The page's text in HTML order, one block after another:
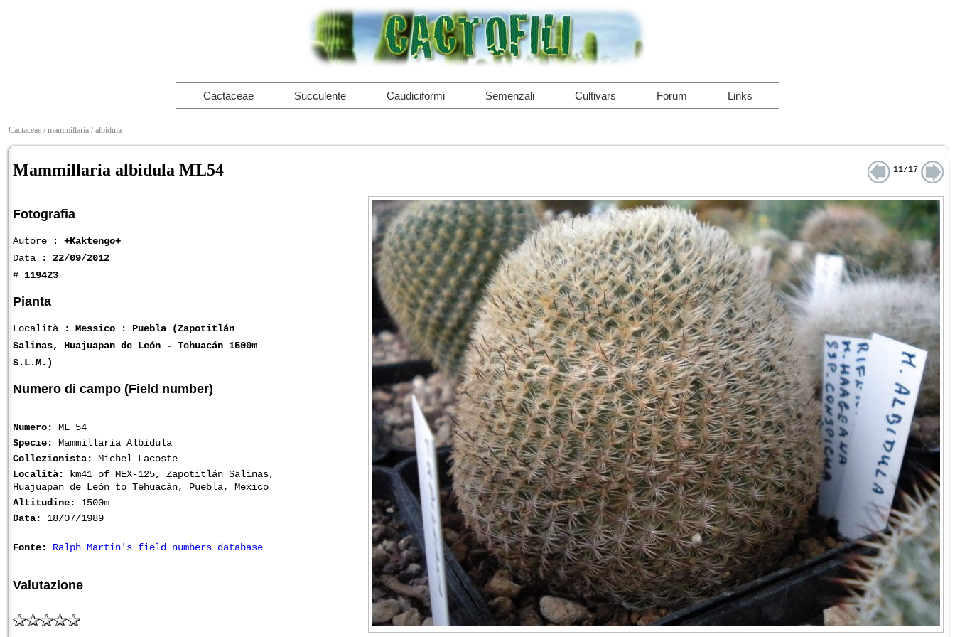
Cactaceae Succulente Caudiciformi Semenzali Cultivars Forum Links
Cactaceae / mammillaria / albidula
Mammillaria albidula ML54 11/17
Fotografia
Autore : +Kaktengo+
Data : 22/09/2012
# 119423
Pianta
Località : Messico : Puebla (Zapotitlán
Salinas, Huajuapan de León - Tehuacán 1500m
S.L.M.)
Numero di campo (Field number)
Numero:
ML 54
Specie:
Mammillaria Albidula
Collezionista:
Michel Lacoste
Località:
km41 of MEX-125, Zapotitlán Salinas,
Huajuapan de León to Tehuacán, Puebla, Mexico
Altitudine:
1500m
Data:
18/07/1989
Fonte: Ralph Martin's field numbers database
Valutazione